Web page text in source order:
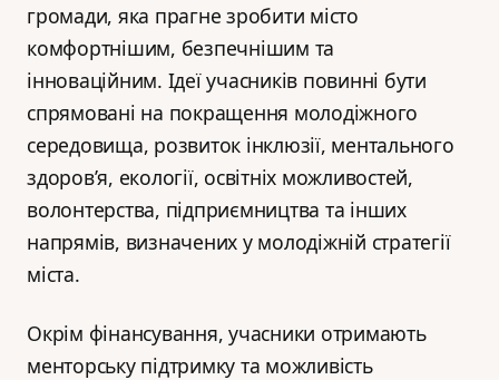
громади, яка прагне зробити місто
комфортнішим, безпечнішим та
інноваційним. Ідеї учасників повинні бути
спрямовані на покращення молодіжного
середовища, розвиток інклюзії, ментального
здоров’я, екології, освітніх можливостей,
волонтерства, підприємництва та інших
напрямів, визначених у молодіжній стратегії
міста.
Окрім фінансування, учасники отримають
менторську підтримку та можливість